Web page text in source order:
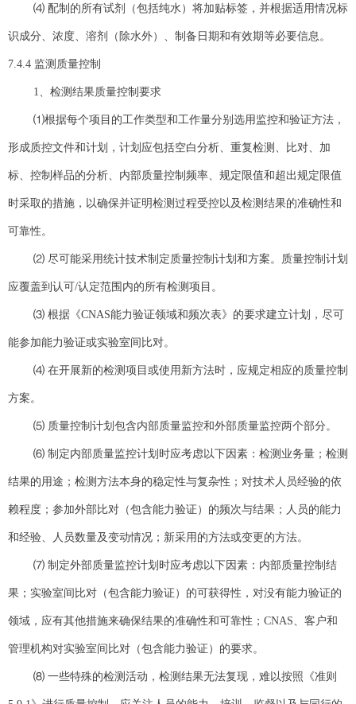
⑷ 配制的所有试剂（包括纯水）将加贴标签，并根据适用情况标
识成分、浓度、溶剂（除水外）、制备日期和有效期等必要信息。
7.4.4 监测质量控制
1、检测结果质量控制要求
⑴根据每个项目的工作类型和工作量分别选用监控和验证方法，
形成质控文件和计划，计划应包括空白分析、重复检测、比对、加
标、控制样品的分析、内部质量控制频率、规定限值和超出规定限值
时采取的措施，以确保并证明检测过程受控以及检测结果的准确性和
可靠性。
⑵ 尽可能采用统计技术制定质量控制计划和方案。质量控制计划
应覆盖到认可/认定范围内的所有检测项目。
⑶ 根据《CNAS能力验证领域和频次表》的要求建立计划，尽可
能参加能力验证或实验室间比对。
⑷ 在开展新的检测项目或使用新方法时，应规定相应的质量控制
方案。
⑸ 质量控制计划包含内部质量监控和外部质量监控两个部分。
⑹ 制定内部质量监控计划时应考虑以下因素：检测业务量；检测
结果的用途；检测方法本身的稳定性与复杂性；对技术人员经验的依
赖程度；参加外部比对（包含能力验证）的频次与结果；人员的能力
和经验、人员数量及变动情况；新采用的方法或变更的方法。
⑺ 制定外部质量监控计划时应考虑以下因素：内部质量控制结
果；实验室间比对（包含能力验证）的可获得性，对没有能力验证的
领域，应有其他措施来确保结果的准确性和可靠性；CNAS、客户和
管理机构对实验室间比对（包含能力验证）的要求。
⑻ 一些特殊的检测活动，检测结果无法复现，难以按照《准则